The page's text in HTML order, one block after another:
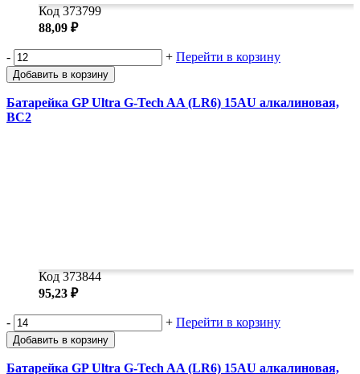
Код 373799
88,09 ₽
- + Перейти в корзину
Добавить в корзину
Батарейка GP Ultra G-Tech AA (LR6) 15AU алкалиновая,
BC2
Код 373844
95,23 ₽
- + Перейти в корзину
Добавить в корзину
Батарейка GP Ultra G-Tech AA (LR6) 15AU алкалиновая,